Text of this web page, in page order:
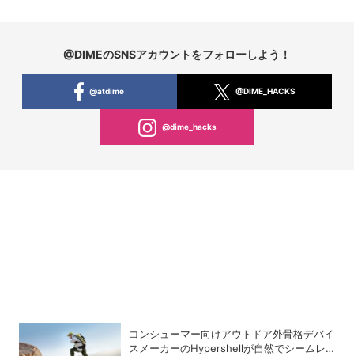
@DIMEのSNSアカウントをフォローしよう！
@atdime @DIME_HACKS
@dime_hacks
コンシューマー向けアウトドア外骨格デバイ
スメーカーのHypershellが自然でシームレ